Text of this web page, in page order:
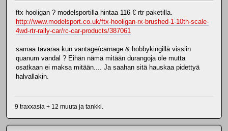
ftx hooligan ? modelsportilla hintaa 116 € rtr paketilla.
http://www.modelsport.co.uk/ftx-hooligan-rx-brushed-1-10th-scale-
4wd-rtr-rally-car/rc-car-products/387061
samaa tavaraa kun vantage/carnage & hobbykingillä vissiin
quanum vandal ? Eihän nämä mitään durangoja ole mutta
osatkaan ei maksa mitään.... Ja saahan sitä hauskaa pidettyä
halvallakin.
9 traxxasia + 12 muuta ja tankki.